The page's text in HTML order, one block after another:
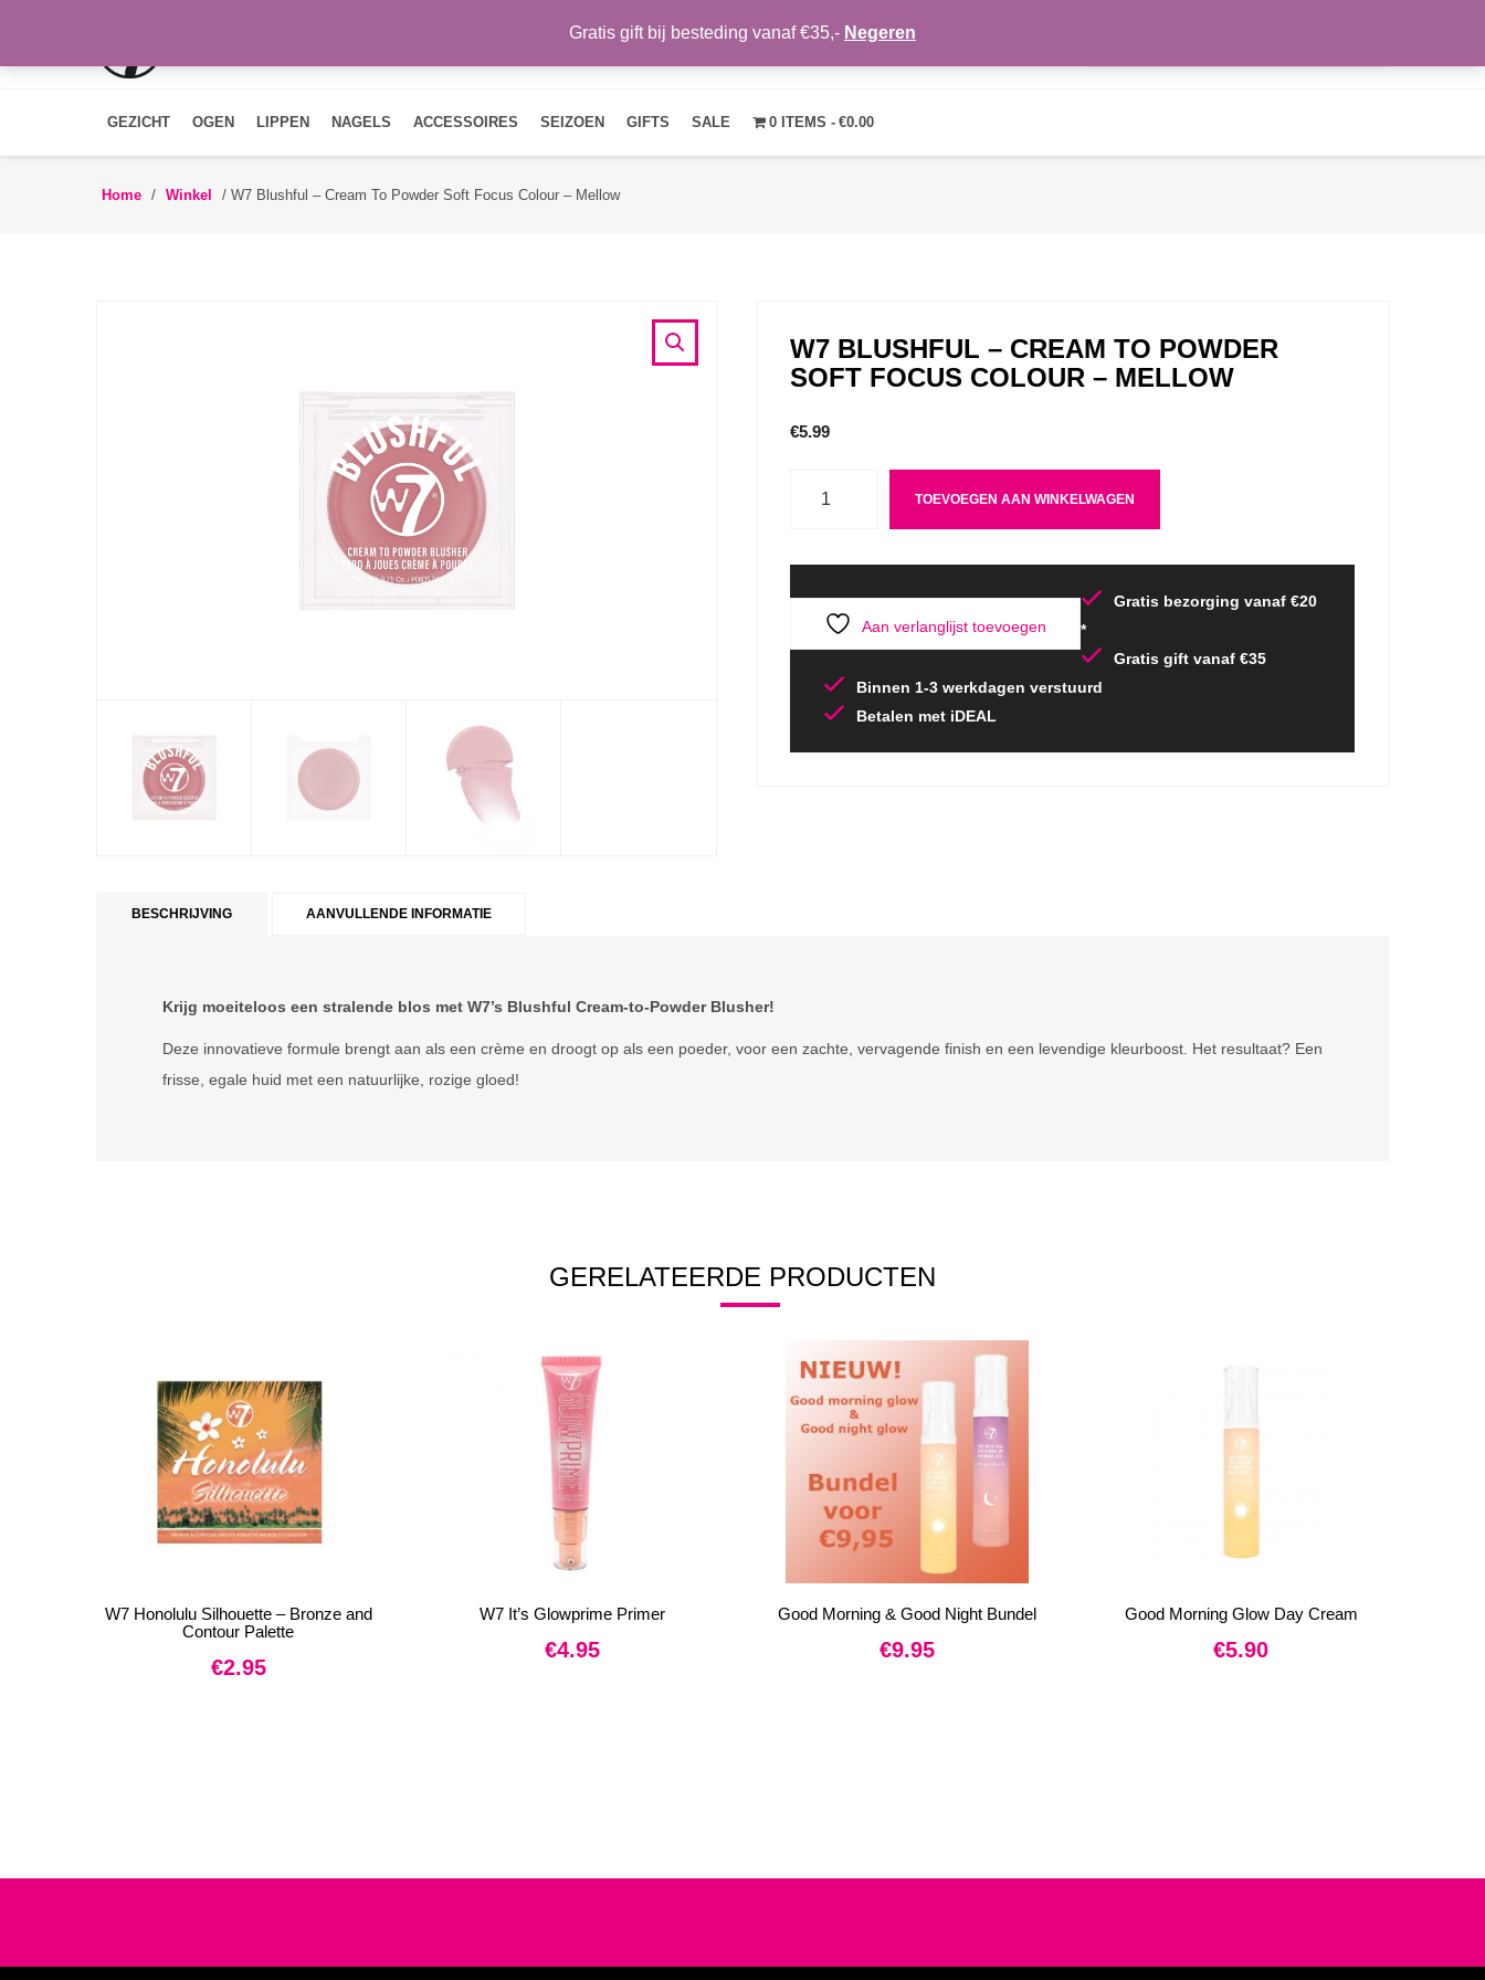
OVER ONS NIEUWS CONTACT MIJN ACCOUNT
GEZICHT OGEN LIPPEN NAGELS ACCESSOIRES SEIZOEN GIFTS SALE 0 ITEMS €0.00
Home / Winkel / W7 Blushful – Cream To Powder Soft Focus Colour – Mellow
W7 BLUSHFUL – CREAM TO POWDER
SOFT FOCUS COLOUR – MELLOW
€5.99
TOEVOEGEN AAN WINKELWAGEN
Aan verlanglijst toevoegen
Gratis bezorging vanaf €20
*
Gratis gift vanaf €35
Binnen 1-3 werkdagen verstuurd
Betalen met iDEAL
BESCHRIJVING AANVULLENDE INFORMATIE
Krijg moeiteloos een stralende blos met W7’s Blushful Cream-to-Powder Blusher!
Deze innovatieve formule brengt aan als een crème en droogt op als een poeder, voor een zachte, vervagende finish en een levendige kleurboost. Het resultaat? Een
frisse, egale huid met een natuurlijke, rozige gloed!
GERELATEERDE PRODUCTEN
W7 Honolulu Silhouette – Bronze and
Contour Palette
€2.95
W7 It’s Glowprime Primer
€4.95
Good Morning & Good Night Bundel
€9.95
Good Morning Glow Day Cream
€5.90
Gratis gift bij besteding vanaf €35,- Negeren